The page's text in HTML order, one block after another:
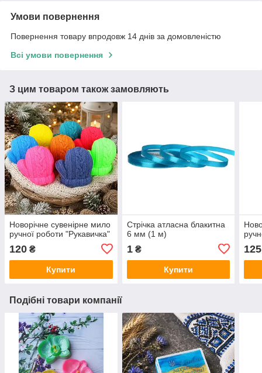
Умови повернення
Повернення товару впродовж 14 днів за домовленістю
Всі умови повернення
З цим товаром також замовляють
Новорічне сувенірне мило
ручної роботи "Рукавичка"
120 ₴
Купити
Стрічка атласна блакитна
6 мм (1 м)
1₴
Купити
125
Подібні товари компанії